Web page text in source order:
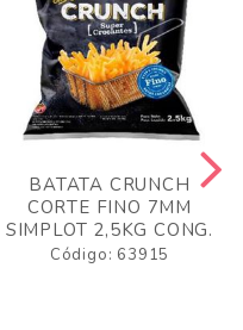
BATATA CRUNCH
CORTE FINO 7MM
SIMPLOT 2,5KG CONG.
Código: 63915